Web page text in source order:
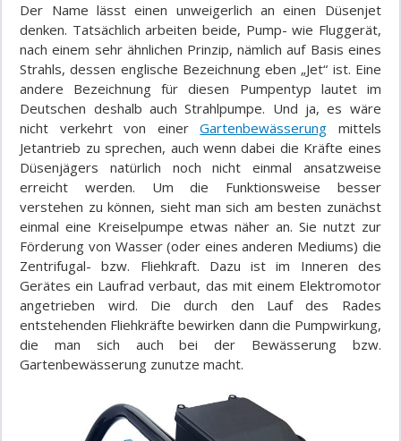
Der Name lässt einen unweigerlich an einen Düsenjet
denken. Tatsächlich arbeiten beide, Pump- wie Fluggerät,
nach einem sehr ähnlichen Prinzip, nämlich auf Basis eines
Strahls, dessen englische Bezeichnung eben „Jet“ ist. Eine
andere Bezeichnung für diesen Pumpentyp lautet im
Deutschen deshalb auch Strahlpumpe. Und ja, es wäre
nicht verkehrt von einerGartenbewässerung mittels
Jetantrieb zu sprechen, auch wenn dabei die Kräfte eines
Düsenjägers natürlich noch nicht einmal ansatzweise
erreicht werden. Um die Funktionsweise besser
verstehen zu können, sieht man sich am besten zunächst
einmal eine Kreiselpumpe etwas näher an. Sie nutzt zur
Förderung von Wasser (oder eines anderen Mediums) die
Zentrifugal- bzw. Fliehkraft. Dazu ist im Inneren des
Gerätes ein Laufrad verbaut, das mit einem Elektromotor
angetrieben wird. Die durch den Lauf des Rades
entstehenden Fliehkräfte bewirken dann die Pumpwirkung,
die man sich auch bei der Bewässerung bzw.
Gartenbewässerung zunutze macht.